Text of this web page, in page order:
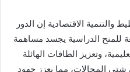
والتنمية الاقتصادية إن الدور
للمنح الدراسية يجسد مساهمة
وتعزيز الطاقات الهائلة
شتى المجالات، مما يعزز جهود